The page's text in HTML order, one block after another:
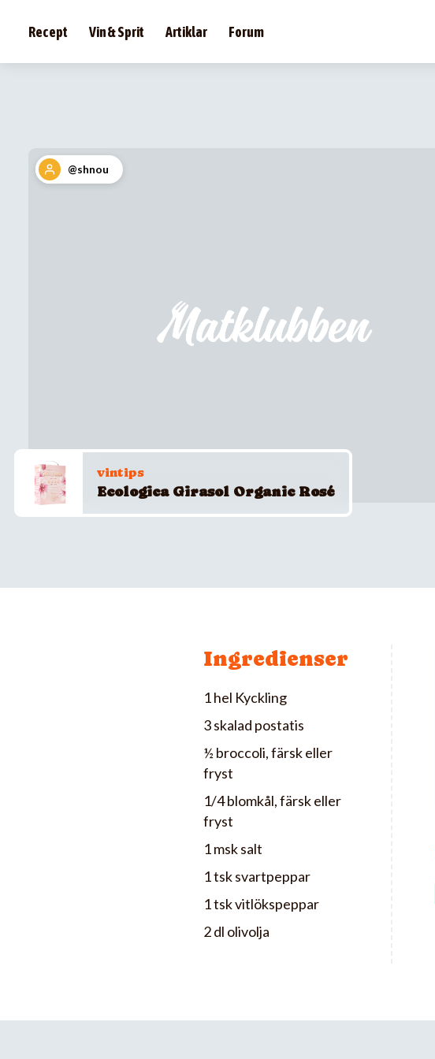
Recept Vin & Sprit Artiklar Forum
@shnou
vintips
Ecologica Girasol Organic Rosé
Ingredienser
1 hel Kyckling
3 skalad postatis
½ broccoli, färsk eller
fryst
1/4 blomkål, färsk eller
fryst
1 msk salt
1 tsk svartpeppar
1 tsk vitlökspeppar
2 dl olivolja